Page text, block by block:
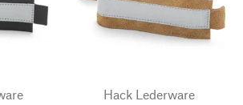
Hack Lederware